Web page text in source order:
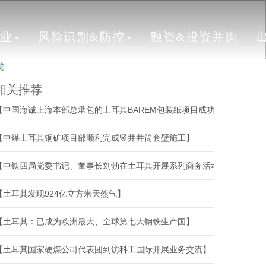
风险识别&防控 融资&投资并购
关推荐
中国海诚上海本部总承包的土耳其BAREM包装纸项目成功开机】
中煤土耳其铜矿项目部顺利完成竖井井筒套壁施工】
中铁四局党委书记、董事长刘勃在土耳其开展系列商务活动】
土耳其发现924亿立方米天然气】
土耳其：已成为欧洲最大、全球第七大钢铁生产国】
土耳其国家硬煤公司代表团到访科工国际开展业务交流】